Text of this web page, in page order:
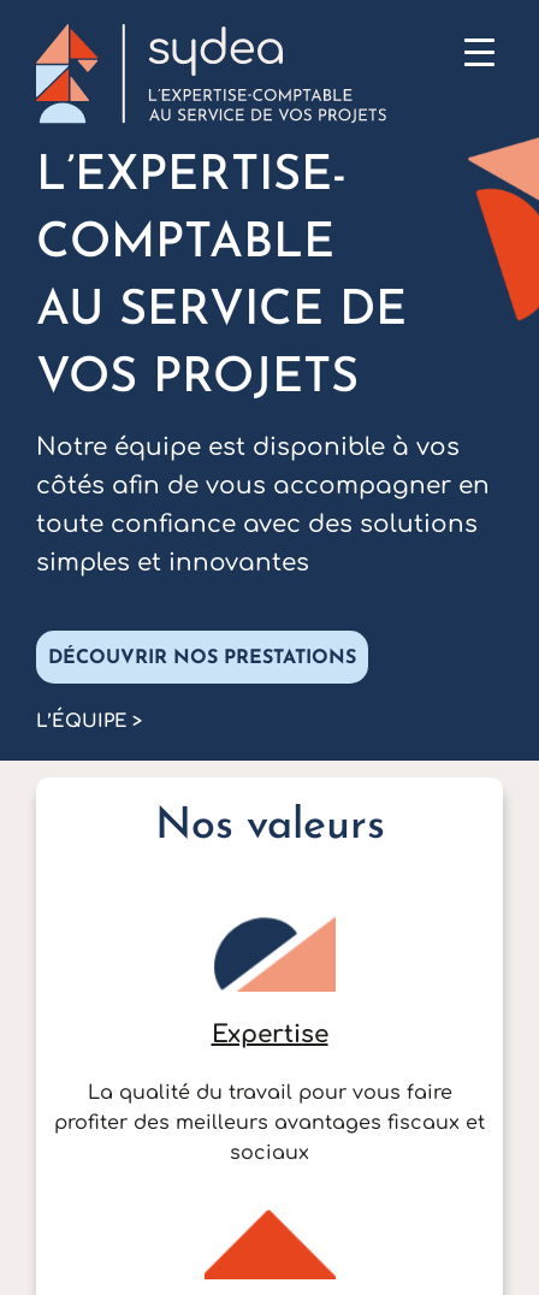
contenu
L’EXPERTISE-
COMPTABLE
AU SERVICE DE
VOS PROJETS
Notre équipe est disponible à vos
côtés afin de vous accompagner en
toute confiance avec des solutions
simples et innovantes
DÉCOUVRIR NOS PRESTATIONS
L’ÉQUIPE >
Nos valeurs
Expertise
La qualité du travail pour vous faire
profiter des meilleurs avantages fiscaux et
sociaux